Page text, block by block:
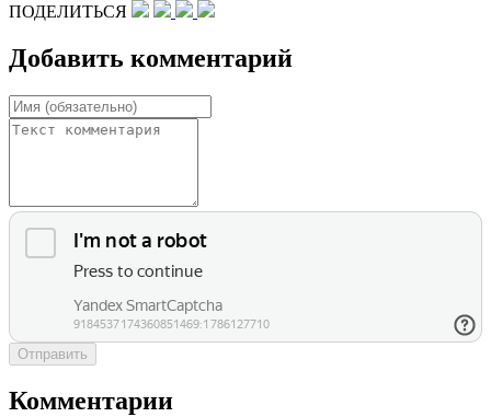
ПОДЕЛИТЬСЯ
Добавить комментарий
Отправить
Комментарии